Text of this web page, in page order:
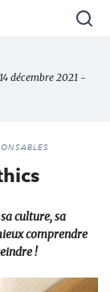
décembre 2021 -
culture, sa
comprendre
!